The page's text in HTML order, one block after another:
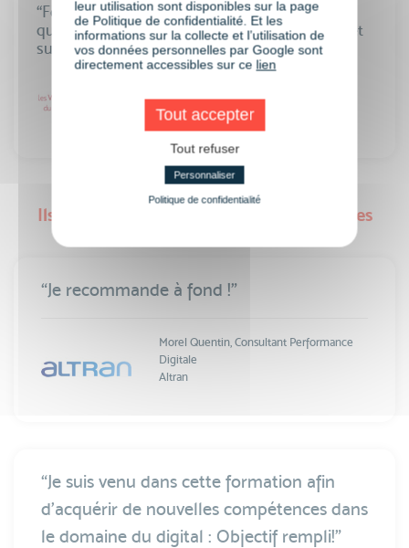
“Formation très pratique, on sait exactement
quoi mettre en place à l’issue de la formation et
surtout comment !”
Ils témoignent de leurs formations courtes
“Je recommande à fond !”
Morel Quentin, Consultant Performance
Digitale
Altran
“Je suis venu dans cette formation afin
d’acquérir de nouvelles compétences dans
le domaine du digital : Objectif rempli!”
leur utilisation sont disponibles sur la page
de Politique de confidentialité. Et les
informations sur la collecte et l’utilisation de
vos données personnelles par Google sont
directement accessibles sur ce lien
Tout accepter
Tout refuser
Personnaliser
Politique de confidentialité